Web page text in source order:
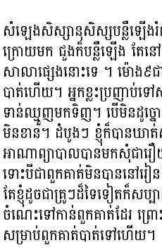
សំឡេងសិស្សានុសិស្សបន្លឺឡើង
ក្រោយមក ជួងក៏បន្លឺឡើង តែ
សាលាផ្សេងនោះទេ ។ ម៉ោង
បាត់ហើយ។ អ្នកខ្លះប្រញាប់ទ
ទាន់ឈ្មួញមកទិញ។ បើមិនដូច្ន
មិនខាន។ ដំបូងៗ ខ្ញុំក៏បានឃា
អាណាព្យាបាលបានមកសុំជារ
ទោះបីជាពួកគាត់មិនបាននៅរ
តែខ្ញុំដូចជាគ្រូៗដ៏ទៃទៀតក៏សប្បា
ចំណេះទៅកាន់ពួកគាត់ដែរ ព្រ
សម្រាប់ពួកគាត់បាត់ទៅហើយ។